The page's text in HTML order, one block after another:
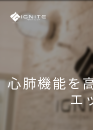
心肺機能を
エ